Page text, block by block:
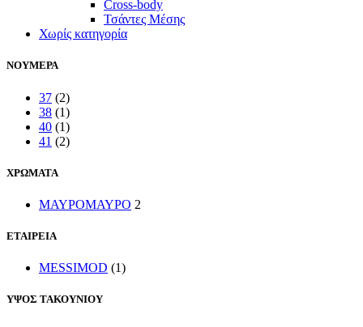
Cross-body
Τσάντες Μέσης
Χωρίς κατηγορία
ΝΟΥΜΕΡΑ
37 (2)
38 (1)
40 (1)
41 (2)
ΧΡΩΜΑΤΑ
ΜΑΥΡΟΜΑΥΡΟ 2
ΕΤΑΙΡΕΙΑ
MESSIMOD (1)
ΥΨΟΣ ΤΑΚΟΥΝΙΟΥ